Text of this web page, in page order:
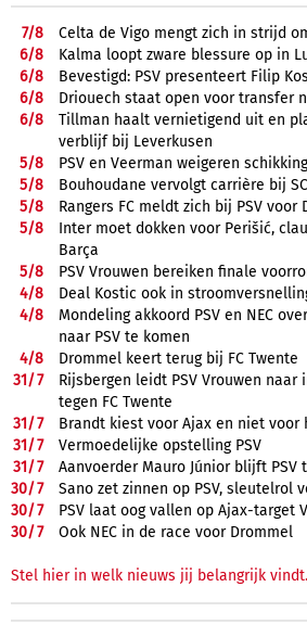
7/8
Celta de Vigo mengt zich in strijd
6/8
Kalma loopt zware blessure op in
6/8
Bevestigd: PSV presenteert Filip
6/8
Driouech staat open voor transfer
6/8
Tillman haalt vernietigend uit en
verblijf bij Leverkusen
5/8
PSV en Veerman weigeren
5/8
Bouhoudane vervolgt carrière bij
5/8
Rangers FC meldt zich bij PSV voor
5/8
Inter moet dokken voor Perišić,
Barça
5/8
PSV Vrouwen bereiken finale
4/8
Deal Kostic ook in
4/8
Mondeling akkoord PSV en NEC
naar PSV te komen
4/8
Drommel keert terug bij FC Twente
31/7
Rijsbergen leidt PSV Vrouwen naar
tegen FC Twente
31/7
Brandt kiest voor Ajax en niet voor
31/7
Vermoedelijke opstelling PSV
31/7
Aanvoerder Mauro Júnior blijft PSV
30/7
Sano zet zinnen op PSV, sleutelrol
30/7
PSV laat oog vallen op Ajax-target
30/7 Ook NEC in de race voor Drommel
Stel hier in welk nieuws jij belangrijk vindt.